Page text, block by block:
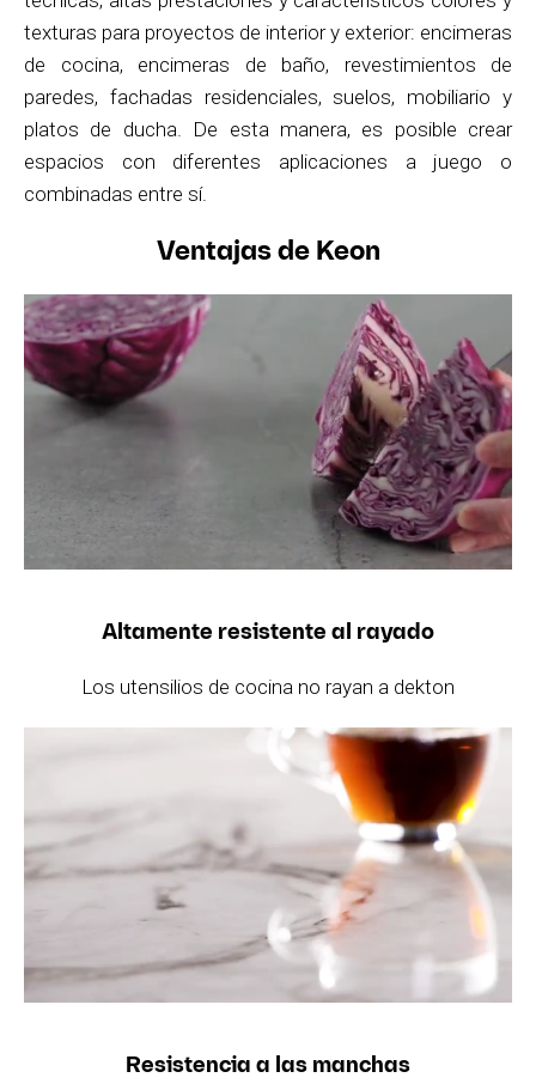
texturas para proyectos de interior y exterior: encimeras
de cocina, encimeras de baño, revestimientos de
paredes, fachadas residenciales, suelos, mobiliario y
platos de ducha. De esta manera, es posible crear
espacios con diferentes aplicaciones a juego o
combinadas entre sí.
Ventajas de Keon
Altamente resistente al rayado
Los utensilios de cocina no rayan a dekton
Resistencia a las manchas